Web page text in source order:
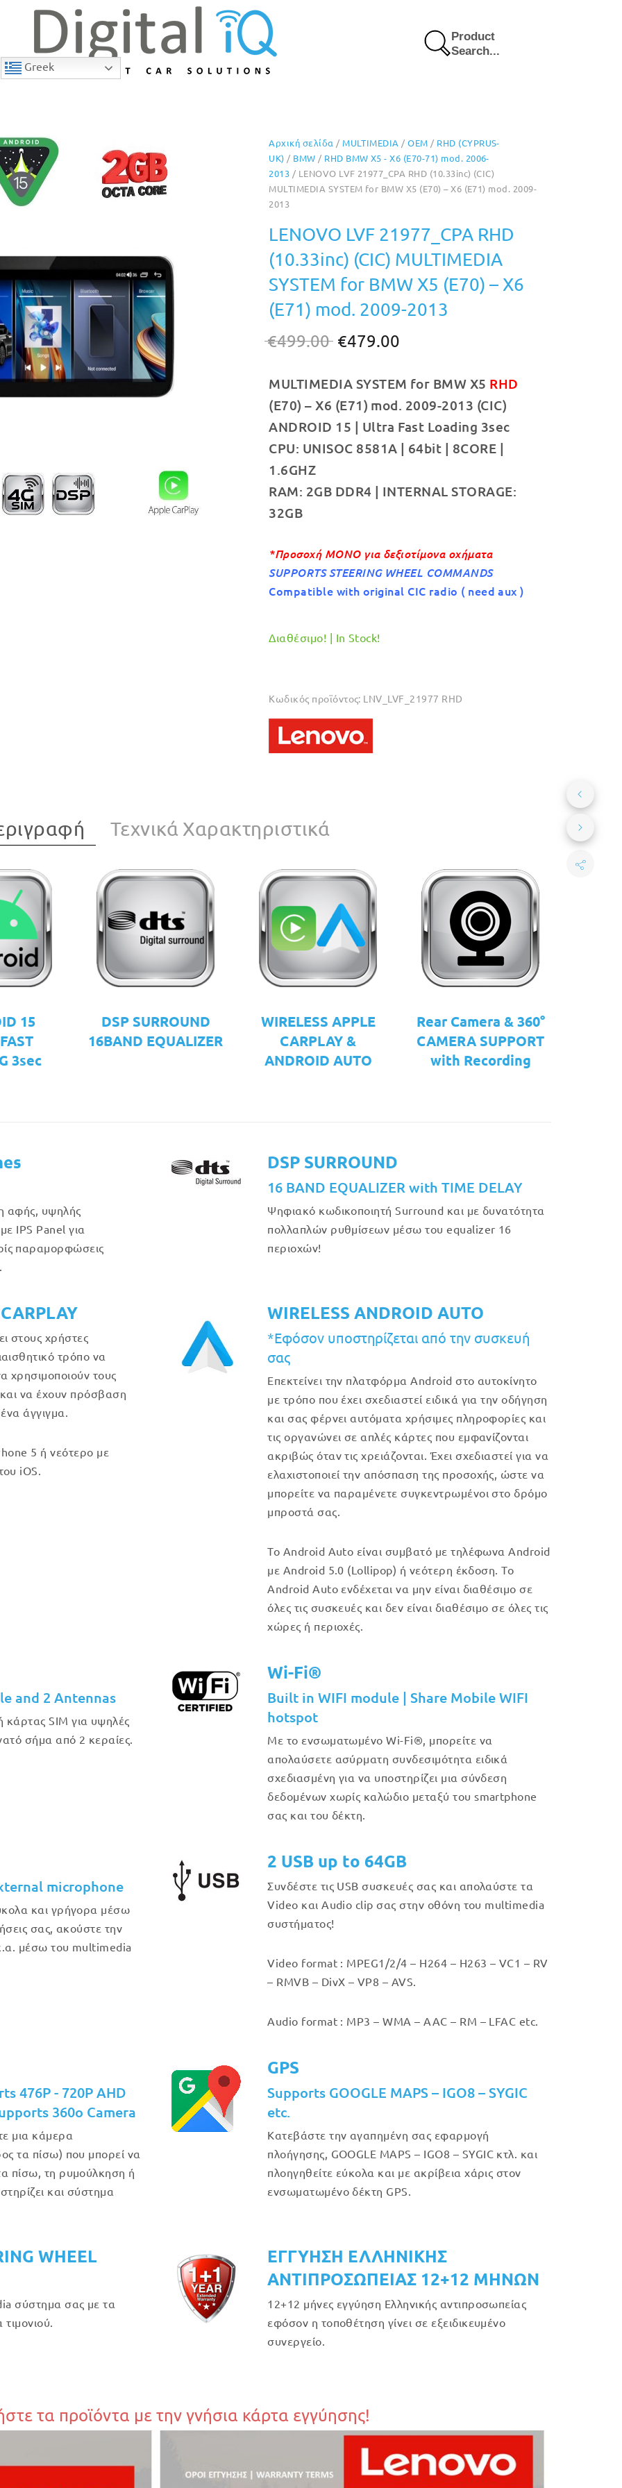
Greek
Product
Search...
4% Έκπτωση
Αρχική σελίδα / MULTIMEDIA /OEM / RHD (CYPRUS-
UK) / BMW / RHD BMW X5 - X6 (E70-71) mod. 2006-
2013 / LENOVO LVF 21977_CPA RHD (10.33inc) (CIC)
MULTIMEDIA SYSTEM for BMW X5 (E70) – X6 (E71) mod. 2009-
2013
LENOVO LVF 21977_CPA RHD
(10.33inc) (CIC) MULTIMEDIA
SYSTEM for BMW X5 (E70) – X6
(E71) mod. 2009-2013
€499.00 Original
was:
€499.00.
€479.00
τιμή
είναι:
€479.00.
MULTIMEDIA SYSTEM for BMW X5 RHD
(E70) – X6 (E71) mod. 2009-2013 (CIC)
ANDROID 15 | Ultra Fast Loading 3sec
CPU: UNISOC 8581A | 64bit | 8CORE |
1.6GHZ
RAM: 2GB DDR4 | INTERNAL STORAGE:
32GB
*Προσοχή ΜΟΝΟ για δεξιοτίμονα οχήματα
SUPPORTS STEERING WHEEL COMMANDS
Compatible with original CIC radio ( need aux )
Διαθέσιμο! | In Stock!
Κωδικός προϊόντος: LNV_LVF_21977 RHD
Τεχνικά Χαρακτηριστικά
15
3sec
DSP SURROUND
16BAND EQUALIZER
WIRELESS APPLE
CARPLAY &
ANDROID AUTO
Rear Camera & 360°
CAMERA SUPPORT
with Recording
αφής, υψηλής
IPS Panel για
παραμορφώσεις
DSP SURROUND
16 BAND EQUALIZER with TIME DELAY
Ψηφιακό κωδικοποιητή Surround και με δυνατότητα
πολλαπλών ρυθμίσεων μέσω του equalizer 16
περιοχών!
στους χρήστες
τρόπο να
χρησιμοποιούν τους
να έχουν πρόσβαση
άγγιγμα.
5 ή νεότερο με
iOS.
WIRELESS ANDROID AUTO
*Εφόσον υποστηρίζεται από την συσκευή
σας
Επεκτείνει την πλατφόρμα Android στο αυτοκίνητο
με τρόπο που έχει σχεδιαστεί ειδικά για την οδήγηση
και σας φέρνει αυτόματα χρήσιμες πληροφορίες και
τις οργανώνει σε απλές κάρτες που εμφανίζονται
ακριβώς όταν τις χρειάζονται. Έχει σχεδιαστεί για να
ελαχιστοποιεί την απόσπαση της προσοχής, ώστε να
μπορείτε να παραμένετε συγκεντρωμένοι στο δρόμο
μπροστά σας.
Το Android Auto είναι συμβατό με τηλέφωνα Android
με Android 5.0 (Lollipop) ή νεότερη έκδοση. Το
Android Auto ενδέχεται να μην είναι διαθέσιμο σε
όλες τις συσκευές και δεν είναι διαθέσιμο σε όλες τις
χώρες ή περιοχές.
and 2 Antennas
κάρτας SIM για υψηλές
σήμα από 2 κεραίες.
Wi-Fi®
Built in WIFI module | Share Mobile WIFI
hotspot
Με το ενσωματωμένο Wi-Fi®, μπορείτε να
απολαύσετε ασύρματη συνδεσιμότητα ειδικά
σχεδιασμένη για να υποστηρίζει μια σύνδεση
δεδομένων χωρίς καλώδιο μεταξύ του smartphone
σας και του δέκτη.
microphone
και γρήγορα μέσω
σας, ακούστε την
μέσω του multimedia
2 USB up to 64GB
Συνδέστε τις USB συσκευές σας και απολαύστε τα
Video και Audio clip σας στην οθόνη του multimedia
συστήματος!
Video format : MPEG1/2/4 – H264 – H263 – VC1 – RV
– RMVB – DivX – VP8 – AVS.
Audio format : MP3 – WMA – AAC – RM – LFAC etc.
476P - 720P AHD
360o Camera
μια κάμερα
τα πίσω) που μπορεί να
πίσω, τη ρυμούλκηση ή
και σύστημα
GPS
Supports GOOGLE MAPS – IGO8 – SYGIC
etc.
Κατεβάστε την αγαπημένη σας εφαρμογή
πλοήγησης, GOOGLE MAPS – IGO8 – SYGIC κτλ. και
πλοηγηθείτε εύκολα και με ακρίβεια χάρις στον
ενσωματωμένο δέκτη GPS.
WHEEL
σύστημα σας με τα
ΕΓΓΥΗΣΗ ΕΛΛΗΝΙΚΗΣ
ΑΝΤΙΠΡΟΣΩΠΕΙΑΣ 12+12 ΜΗΝΩΝ
12+12 μήνες εγγύηση Ελληνικής αντιπροσωπείας
εφόσον η τοποθέτηση γίνει σε εξειδικευμένο
συνεργείο.
τα προϊόντα με την γνήσια κάρτα εγγύησης!